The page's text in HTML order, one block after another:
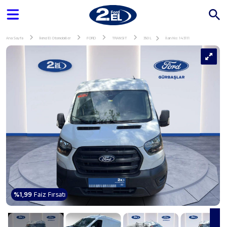
Ana Sayfa İkinci El Otomobiller FORD TRANSIT 350 L İlan No: 143111
%1,99Faiz Fırsatı